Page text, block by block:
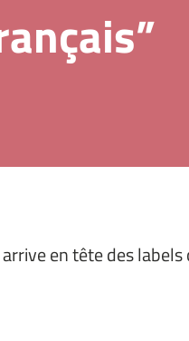
en tête des